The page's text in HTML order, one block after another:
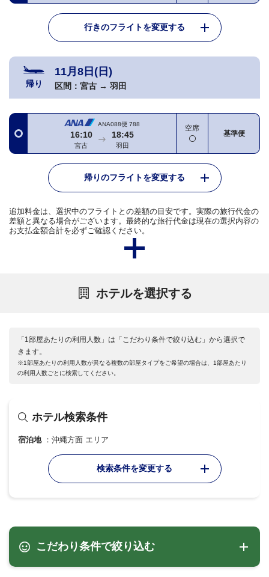
行きのフライトを変更する
帰り
11月8日(日)
区間： 宮古 → 羽田
ANA088便 788
16:10
宮古
18:45
羽田
空席
基準便
帰りのフライトを変更する
追加料金は、選択中のフライトとの差額の目安です。実際の旅行代金の
差額と異なる場合がございます。最終的な旅行代金は現在の選択内容の
お支払金額合計を必ずご確認ください。
ホテルを選択する
「1部屋あたりの利用人数」は「こだわり条件で絞り込む」から選択で
きます。
※1部屋あたりの利用人数が異なる複数の部屋タイプをご希望の場合は、1部屋あたり
の利用人数ごとに検索してください。
ホテル検索条件
宿泊地 沖縄方面 エリア
検索条件を変更する
こだわり条件で絞り込む